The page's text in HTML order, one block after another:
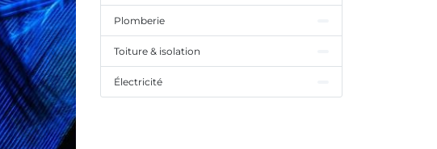
Plomberie
Toiture & isolation
Électricité